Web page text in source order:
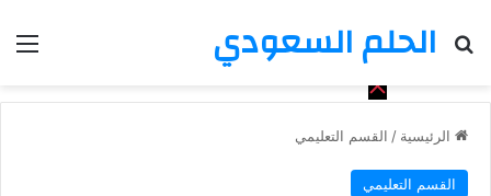
الحلم السعودي
بحث عن
الرئيسية / القسم التعليمي
القسم التعليمي